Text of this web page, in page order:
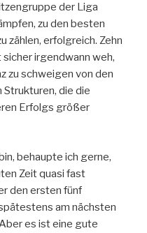
der Liga
zu den besten
zählen, erfolgreich. Zehn
irgendwann weh,
zu schweigen von den
die die
Erfolgs größer
behaupte ich gerne,
Zeit quasi fast
den ersten fünf
am nächsten
es ist eine gute